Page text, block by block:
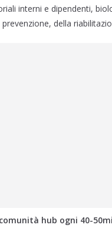
interni e dipendenti,
della
hub ogni 40-